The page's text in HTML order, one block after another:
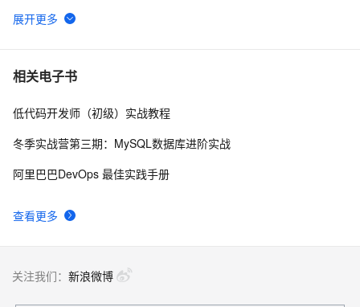
6 [LeetCode] Shortest Word Distance
7 [LeetCode] Implement Stack using Queues 用队列来
8 [LeetCode] Nim Game
相关电子书
查看更多
低代码开发师（初级）实战教程
冬季实战营第三期：MySQL数据库进阶实战
阿里巴巴DevOps 最佳实践手册
关注我们： 新浪微博